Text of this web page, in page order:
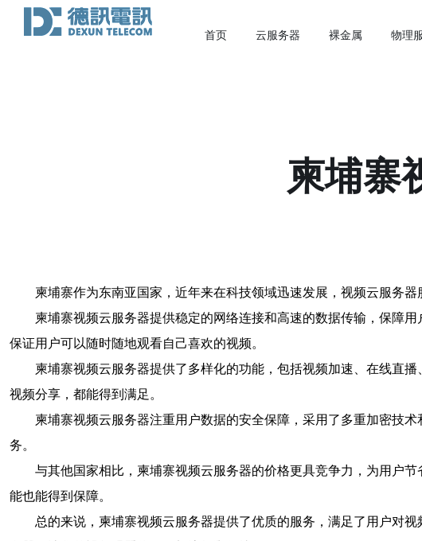
首页 云服务器 裸金属 物理
柬埔寨
柬埔寨作为东南亚国家，近年来在科技领域迅速发展，视频云服务
柬埔寨视频云服务器提供稳定的网络连接和高速的数据传输，保障
保证用户可以随时随地观看自己喜欢的视频。
柬埔寨视频云服务器提供了多样化的功能，包括视频加速、在线直
视频分享，都能得到满足。
柬埔寨视频云服务器注重用户数据的安全保障，采用了多重加密技
务。
与其他国家相比，柬埔寨视频云服务器的价格更具竞争力，为用户
能也能得到保障。
总的来说，柬埔寨视频云服务器提供了优质的服务，满足了用户对